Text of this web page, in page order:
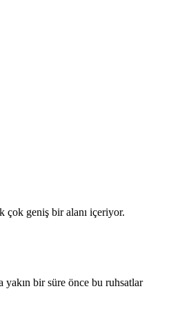
çok geniş bir alanı içeriyor.
yakın bir süre önce bu ruhsatlar